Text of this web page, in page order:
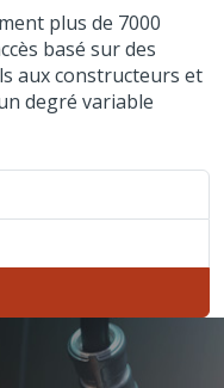
plus de 7000
basé sur des
aux constructeurs et
degré variable